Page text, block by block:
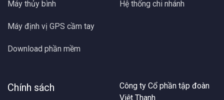
Máy thủy bình
Máy định vị GPS cầm tay
Download phần mềm
Hệ thống chi nhánh
Chính sách
Công ty Cổ phần tập đoàn
Việt Thanh